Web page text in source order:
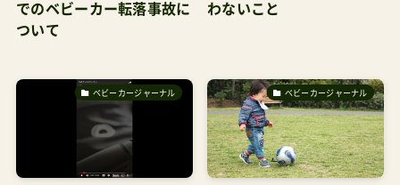
でのベビーカー転落事故に
ついて
わないこと
ベビーカージャーナル ベビーカージャーナル